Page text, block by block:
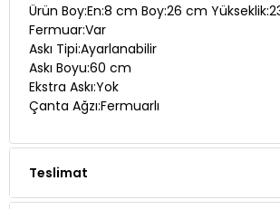
Ürün Boy:En:8 cm Boy:26 cm
Fermuar:Var
Askı Tipi:Ayarlanabilir
Askı Boyu:60 cm
Ekstra Askı:Yok
Çanta Ağzı:Fermuarlı
Teslimat